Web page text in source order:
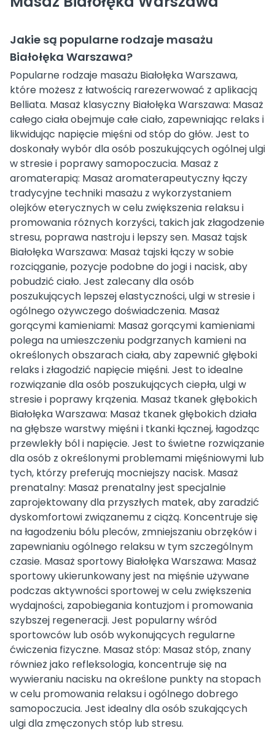
Jakie są popularne rodzaje masażu
Białołęka Warszawa?
Popularne rodzaje masażu Białołęka Warszawa,
które możesz z łatwością rarezerwować z aplikacją
Belliata. Masaż klasyczny Białołęka Warszawa: Masaż
całego ciała obejmuje całe ciało, zapewniając relaks i
likwidując napięcie mięśni od stóp do głów. Jest to
doskonały wybór dla osób poszukujących ogólnej ulgi
w stresie i poprawy samopoczucia. Masaż z
aromaterapią: Masaż aromaterapeutyczny łączy
tradycyjne techniki masażu z wykorzystaniem
olejków eterycznych w celu zwiększenia relaksu i
promowania różnych korzyści, takich jak złagodzenie
stresu, poprawa nastroju i lepszy sen. Masaż tajsk
Białołęka Warszawa: Masaż tajski łączy w sobie
rozciąganie, pozycje podobne do jogi i nacisk, aby
pobudzić ciało. Jest zalecany dla osób
poszukujących lepszej elastyczności, ulgi w stresie i
ogólnego ożywczego doświadczenia. Masaż
gorącymi kamieniami: Masaż gorącymi kamieniami
polega na umieszczeniu podgrzanych kamieni na
określonych obszarach ciała, aby zapewnić głęboki
relaks i złagodzić napięcie mięśni. Jest to idealne
rozwiązanie dla osób poszukujących ciepła, ulgi w
stresie i poprawy krążenia. Masaż tkanek głębokich
Białołęka Warszawa: Masaż tkanek głębokich działa
na głębsze warstwy mięśni i tkanki łącznej, łagodząc
przewlekły ból i napięcie. Jest to świetne rozwiązanie
dla osób z określonymi problemami mięśniowymi lub
tych, którzy preferują mocniejszy nacisk. Masaż
prenatalny: Masaż prenatalny jest specjalnie
zaprojektowany dla przyszłych matek, aby zaradzić
dyskomfortowi związanemu z ciążą. Koncentruje się
na łagodzeniu bólu pleców, zmniejszaniu obrzęków i
zapewnianiu ogólnego relaksu w tym szczególnym
czasie. Masaż sportowy Białołęka Warszawa: Masaż
sportowy ukierunkowany jest na mięśnie używane
podczas aktywności sportowej w celu zwiększenia
wydajności, zapobiegania kontuzjom i promowania
szybszej regeneracji. Jest popularny wśród
sportowców lub osób wykonujących regularne
ćwiczenia fizyczne. Masaż stóp: Masaż stóp, znany
również jako refleksologia, koncentruje się na
wywieraniu nacisku na określone punkty na stopach
w celu promowania relaksu i ogólnego dobrego
samopoczucia. Jest idealny dla osób szukających
ulgi dla zmęczonych stóp lub stresu.